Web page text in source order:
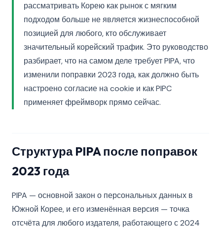
рассматривать Корею как рынок с мягким
подходом больше не является жизнеспособной
позицией для любого, кто обслуживает
значительный корейский трафик. Это руководство
разбирает, что на самом деле требует PIPA, что
изменили поправки 2023 года, как должно быть
настроено согласие на cookie и как PIPC
применяет фреймворк прямо сейчас.
Структура PIPA после поправок
2023 года
PIPA — основной закон о персональных данных в
Южной Корее, и его изменённая версия — точка
отсчёта для любого издателя, работающего с 2024